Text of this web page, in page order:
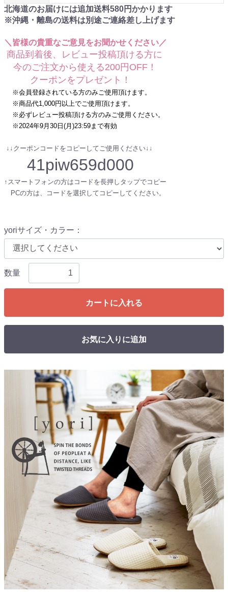
北海道のお届けには追加送料580円かかります
※沖縄・離島の送料は別途ご連絡差し上げます
＼皆様の貴重なご意見をお聞かせください／
商品到着後、レビュー投稿頂ける方に
今のご注文から使える200円OFF！
クーポンをプレゼント！
※会員登録されている方のみご使用頂けます。
※商品代1,000円以上でご使用頂けます。
※必ずレビュー投稿頂ける方のみご使用ください。
※2024年9月30日(月)23:59まで有効
↓↓クーポンコードをコピーしてご使用ください↓↓
41piw659d000
↑スマートフォンの方はコードを長押しタップでコピー
PCの方は、コードを選択してコピーしてください。
yoriサイズ・カラー ：
数量
カートに入れる
お気に入りに追加